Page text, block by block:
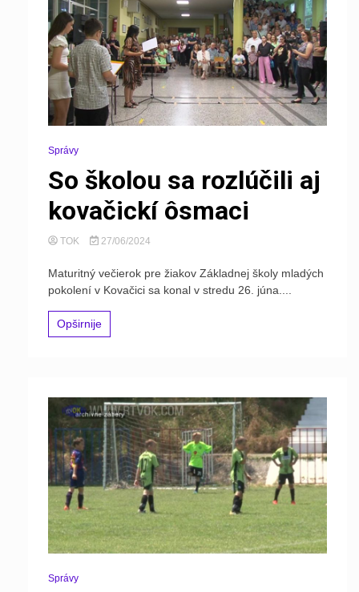
Správy
So školou sa rozlúčili aj
kovačickí ôsmaci
TOK 27/06/2024
Maturitný večierok pre žiakov Základnej školy mladých
pokolení v Kovačici sa konal v stredu 26. júna....
Opširnije
Správy